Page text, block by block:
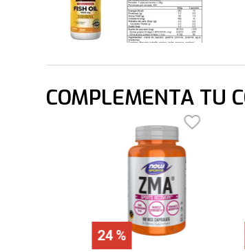
COMPLEMENTA TU
24 %